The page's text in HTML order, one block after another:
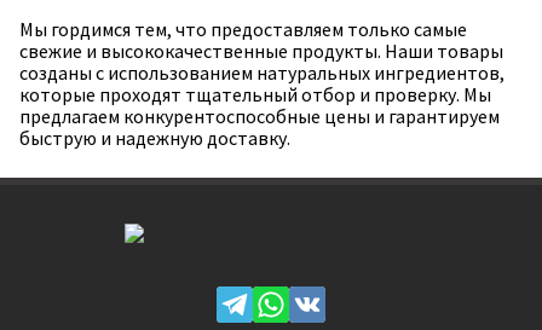
Мы гордимся тем, что предоставляем только самые
свежие и высококачественные продукты. Наши товары
созданы с использованием натуральных ингредиентов,
которые проходят тщательный отбор и проверку. Мы
предлагаем конкурентоспособные цены и гарантируем
быструю и надежную доставку.